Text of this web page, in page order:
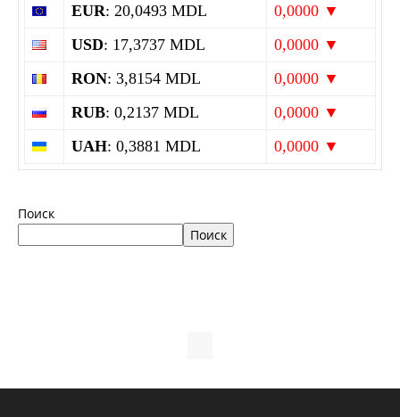
EUR: 20,0493 MDL
0,0000 ▼
USD: 17,3737 MDL
0,0000 ▼
RON: 3,8154 MDL
0,0000 ▼
RUB: 0,2137 MDL
0,0000 ▼
UAH: 0,3881 MDL 0,0000 ▼
Поиск
Поиск